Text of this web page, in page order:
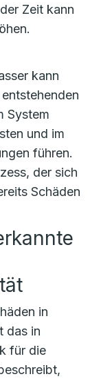
Zeit kann
kann
System
und im
führen.
der sich
Schäden
in
das in
für die